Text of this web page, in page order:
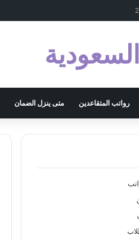
رواتب المتقاعدين متى ينزل الضمان